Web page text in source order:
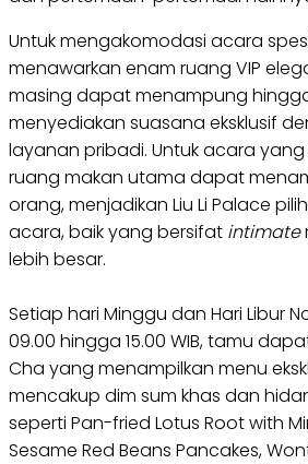
Untuk mengakomodasi acara
menawarkan enam ruang VIP
masing dapat menampung
menyediakan suasana eksklusif
layanan pribadi. Untuk acara
ruang makan utama dapat
orang, menjadikan Liu Li Palace
acara, baik yang bersifat intimate
lebih besar.
Setiap hari Minggu dan Hari Libur
09.00 hingga 15.00 WIB, tamu
Cha yang menampilkan menu
mencakup dim sum khas dan
seperti Pan-fried Lotus Root with
Sesame Red Beans Pancakes,